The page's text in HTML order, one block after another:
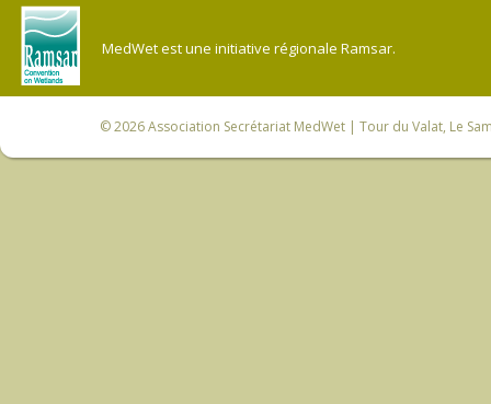
MedWet est une initiative régionale Ramsar.
© 2026Association Secrétariat MedWet | Tour du Valat, Le